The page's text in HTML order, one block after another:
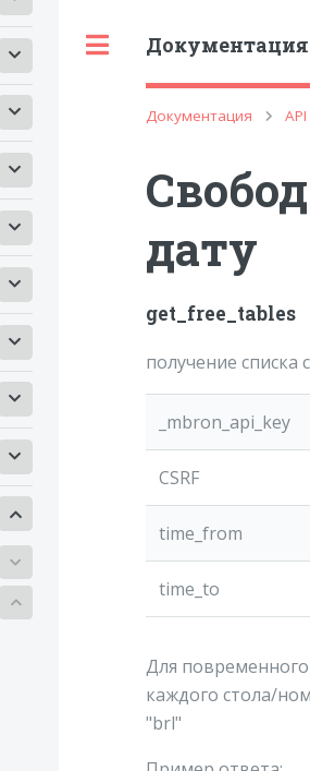
Документация
Документация API
дату
get_free_tables
получение
_mbron_api_key
CSRF
time_from
time_to
Для
каждого стола/
"brl"
Toggle